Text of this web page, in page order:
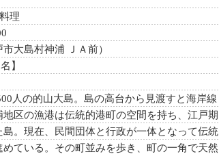
理
大島村神浦 ＪＡ前）
】
人の的山大島。島の高台から見渡すと海岸線
区の漁港は伝統的港町の空間を持ち、江戸期
。現在、民間団体と行政が一体となって伝統
ている。その町並みを歩き、町の一角で天然